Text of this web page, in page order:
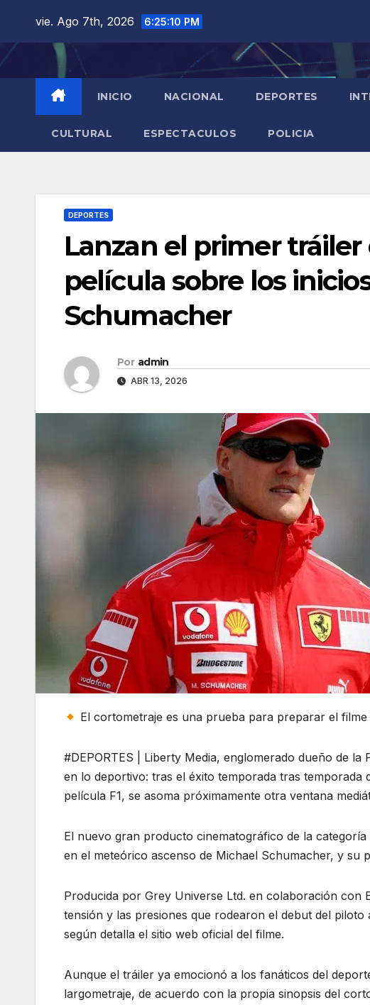
contenido
vie. Ago 7th, 2026 6:25:11 PM
INICIO NACIONAL DEPORTES
CULTURAL ESPECTACULOS POLICIA
DEPORTES
Lanzan el primer tráiler
película sobre los
Schumacher
Por admin
ABR 13, 2026
El cortometraje es una prueba para preparar el
#DEPORTES | Liberty Media, englomerado dueño de
en lo deportivo: tras el éxito temporada tras
película F1, se asoma próximamente otra ventana
El nuevo gran producto cinematográfico de la
en el meteórico ascenso de Michael Schumacher, y su
Producida por Grey Universe Ltd. en colaboración con
tensión y las presiones que rodearon el debut del
según detalla el sitio web oficial del filme.
Aunque el tráiler ya emocionó a los fanáticos del
largometraje, de acuerdo con la propia sinopsis del